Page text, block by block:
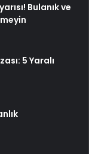
Bulanık ve
5 Yaralı